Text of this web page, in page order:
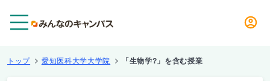
トップ 愛知医科大学大学院 「生物学?」を含む授業